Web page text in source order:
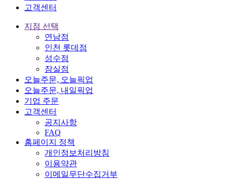
고객센터
지점 선택
연남점
인천 롯데점
성수점
잠실점
오늘주문, 오늘픽업
오늘주문, 내일픽업
기업 주문
고객센터
공지사항
FAQ
홈페이지 정책
개인정보처리방침
이용약관
이메일무단수집거부